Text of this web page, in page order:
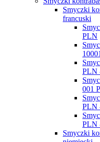
Smyczki
francuski
PLN
PLN
001
PLN
PLN
Smyczki